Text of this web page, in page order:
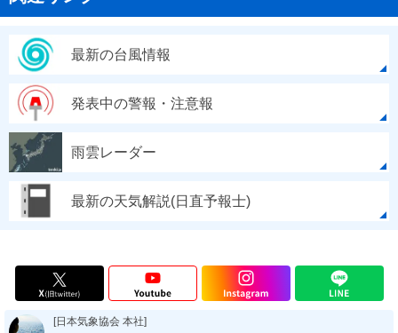
最新の台風情報
発表中の警報・注意報
雨雲レーダー
最新の天気解説(日直予報士)
[日本気象協会 本社]